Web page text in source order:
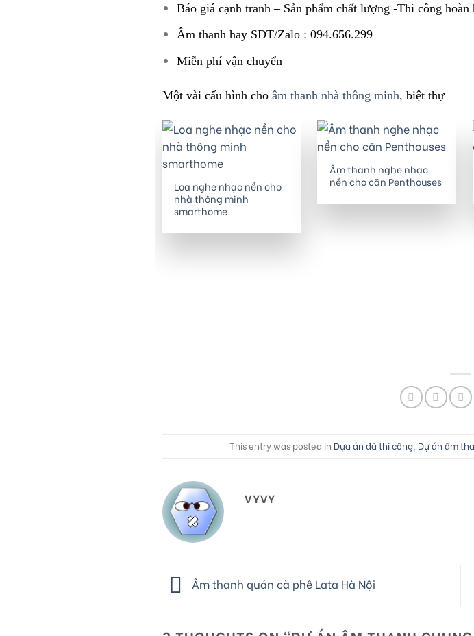
Báo giá cạnh tranh – Sản phẩm chất lượng -Thi công hoàn
Âm thanh hay SĐT/Zalo : 094.656.299
Miễn phí vận chuyển
Một vài cấu hình cho âm thanh nhà thông minh, biệt thự
Loa nghe nhạc nền cho
nhà thông minh
smarthome
Âm thanh nghe nhạc
nền cho căn Penthouses
This entry was posted in Dựa án đã thi công, Dự án âm
VYVY
Âm thanh quán cà phê Lata Hà Nội